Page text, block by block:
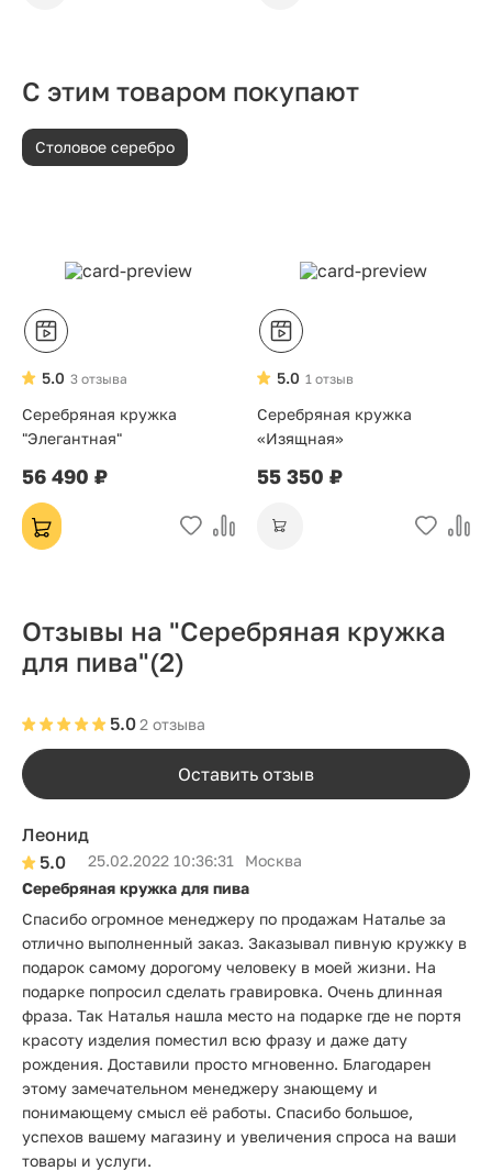
С этим товаром покупают
Столовое серебро
3 отзыва
5.0
Серебряная кружка
"Элегантная"
56 490 ₽
1 отзыв
5.0
Серебряная кружка
«Изящная»
55 350 ₽
Отзывы на "Серебряная кружка
для пива"(2)
2 отзыва
5.0
Оставить отзыв
Леонид
5.0
25.02.2022 10:36:31
Москва
Серебряная кружка для пива
Спасибо огромное менеджеру по продажам Наталье за
отлично выполненный заказ. Заказывал пивную кружку в
подарок самому дорогому человеку в моей жизни. На
подарке попросил сделать гравировка. Очень длинная
фраза. Так Наталья нашла место на подарке где не портя
красоту изделия поместил всю фразу и даже дату
рождения. Доставили просто мгновенно. Благодарен
этому замечательном менеджеру знающему и
понимающему смысл её работы. Спасибо большое,
успехов вашему магазину и увеличения спроса на ваши
товары и услуги.